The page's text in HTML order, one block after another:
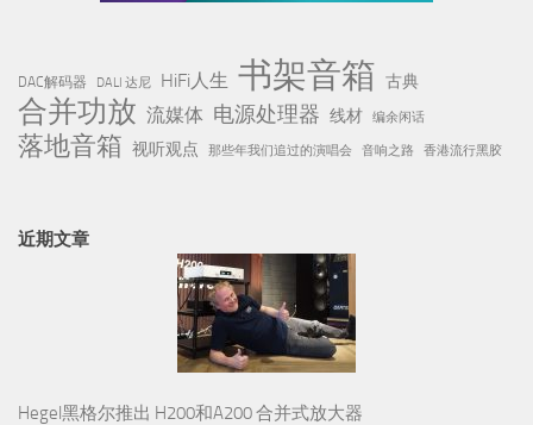
DAC解码器 DALI 达尼 HiFi人生 书架音箱 古典
合并功放 流媒体 电源处理器 线材 编余闲话
落地音箱 视听观点 那些年我们追过的演唱会 音响之路 香港流行黑胶
近期文章
Hegel黑格尔推出 H200和A200 合并式放大器